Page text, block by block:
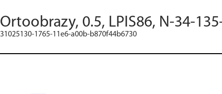
Ortoobrazy, 0.5, LPIS86, N-34-
31025130-1765-11e6-a00b-b870f44b6730